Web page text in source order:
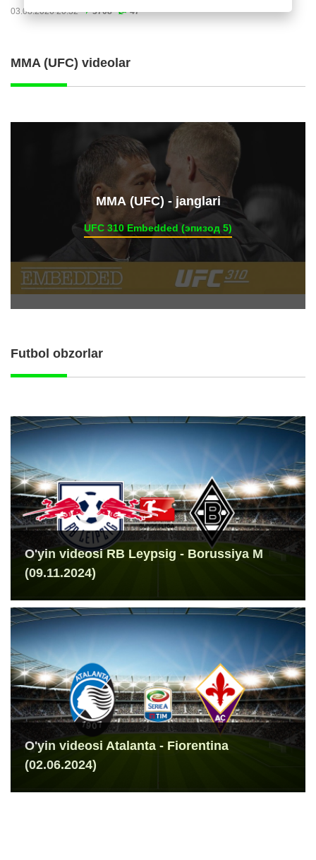
03.08.2026 20:32 3708 47
MMA (UFC) videolar
ММА (UFC) - janglari
UFC 310 Embedded (эпизод 5)
Futbol obzorlar
O'yin videosi RB Leypsig - Borussiya M
(09.11.2024)
O'yin videosi Atalanta - Fiorentina
(02.06.2024)